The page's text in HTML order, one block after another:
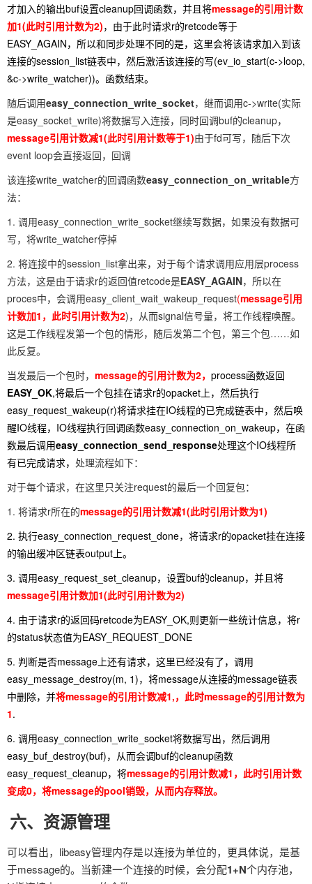
才加入的输出buf设置cleanup回调函数，并且将message的引用计数
加1(此时引用计数为2)，由于此时请求r的retcode等于
EASY_AGAIN，所以和同步处理不同的是，这里会将该请求加入到该
连接的session_list链表中，然后激活该连接的写(ev_io_start(c->loop,
&c->write_watcher))。函数结束。
随后调用easy_connection_write_socket，继而调用c->write(实际
是easy_socket_write)将数据写入连接，同时回调buf的cleanup，
message引用计数减1(此时引用计数等于1)由于fd可写，随后下次
event loop会直接返回，回调
该连接write_watcher的回调函数easy_connection_on_writable方
法：
1. 调用easy_connection_write_socket继续写数据，如果没有数据可
写，将write_watcher停掉
2. 将连接中的session_list拿出来，对于每个请求调用应用层process
方法，这是由于请求r的返回值retcode是EASY_AGAIN，所以在
proces中，会调用easy_client_wait_wakeup_request(message引用
计数加1，此时引用计数为2)，从而signal信号量，将工作线程唤醒。
这是工作线程发第一个包的情形，随后发第二个包，第三个包……如
此反复。
当发最后一个包时， message的引用计数为2， process函数返回
EASY_OK,将最后一个包挂在请求r的opacket上，然后执行
easy_request_wakeup(r)将请求挂在IO线程的已完成链表中，然后唤
醒IO线程，IO线程执行回调函数easy_connection_on_wakeup，在函
数最后调用easy_connection_send_response处理这个IO线程所
有已完成请求， 处理流程如下：
对于每个请求，在这里只关注request的最后一个回复包：
1. 将请求r所在的message的引用计数减1(此时引用计数为1)
2. 执行easy_connection_request_done，将请求r的opacket挂在连接
的输出缓冲区链表output上。
3. 调用easy_request_set_cleanup，设置buf的cleanup，并且将
message引用计数加1(此时引用计数为2)
4. 由于请求r的返回码retcode为EASY_OK,则更新一些统计信息，将r
的status状态值为EASY_REQUEST_DONE
5. 判断是否message上还有请求，这里已经没有了，调用
easy_message_destroy(m, 1)，将message从连接的message链表
中删除，并将message的引用计数减1,，此时message的引用计数为
1.
6. 调用easy_connection_write_socket将数据写出，然后调用
easy_buf_destroy(buf)，从而会调buf的cleanup函数
easy_request_cleanup，将message的引用计数减1，此时引用计数
变成0，将message的pool销毁，从而内存释放。
六、资源管理
可以看出，libeasy管理内存是以连接为单位的，更具体说，是基
于message的。当新建一个连接的时候，会分配1+N个内存池，